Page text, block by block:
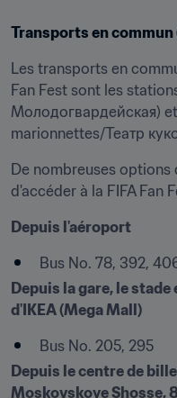
Transports en
Les transports en
Fan Fest sont les
Молодогвардейская)
marionnettes/Театр
De nombreuses
d'accéder à la FIFA Fan
Depuis l'aéroport
Bus No. 78, 392,
Depuis la gare, le
d'IKEA (Mega Mall)
Bus No. 205, 295
Depuis le centre de
Moskovskoye Shosse,